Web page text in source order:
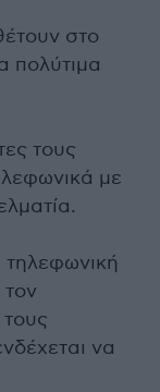
στο
πολύτιμα
τους
με
να